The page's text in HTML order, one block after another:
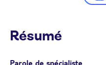
Résumé
Parole de spécialiste